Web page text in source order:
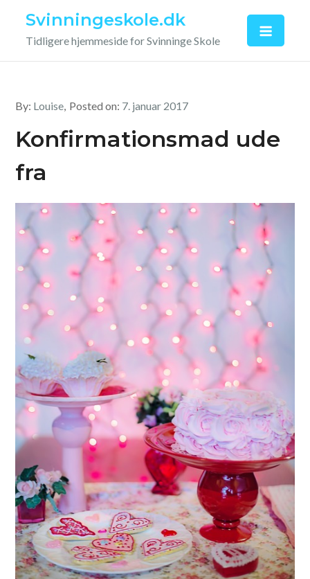
content
Svinningeskole.dk
Tidligere hjemmeside for Svinninge Skole
By: Louise Posted on: 7. januar 2017
Konfirmationsmad ude
fra